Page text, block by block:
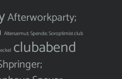
Afterworkparty;
Altersarmut; Spende; Soroptimist club
clubabend